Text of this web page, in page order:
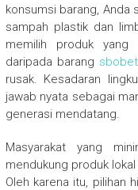
konsumsi barang, Anda
sampah plastik dan
memilih produk yang
daripada barang sbobet
rusak. Kesadaran
jawab nyata sebagai
generasi mendatang.
Masyarakat yang
mendukung produk
Oleh karena itu, pilihan